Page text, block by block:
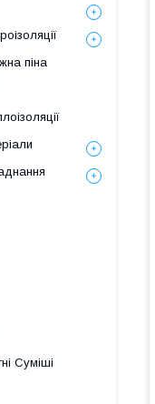
піна
Суміші